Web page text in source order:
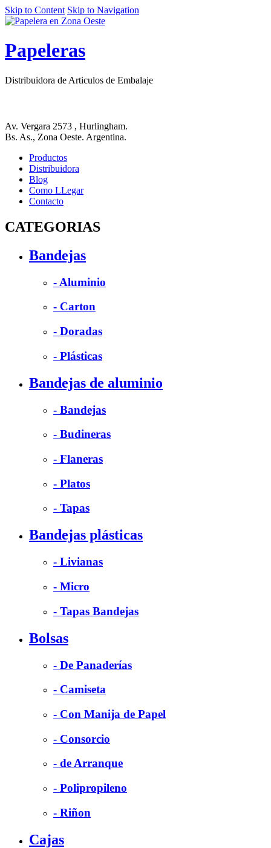
Skip to Content Skip to Navigation
Papeleras
Distribuidora de Articulos de Embalaje
Av. Vergara 2573 , Hurlingham.
Bs. As., Zona Oeste. Argentina.
Productos
Distribuidora
Blog
Como LLegar
Contacto
CATEGORIAS
Bandejas
- Aluminio
- Carton
- Doradas
- Plásticas
Bandejas de aluminio
- Bandejas
- Budineras
- Flaneras
- Platos
- Tapas
Bandejas plásticas
- Livianas
- Micro
- Tapas Bandejas
Bolsas
- De Panaderías
- Camiseta
- Con Manija de Papel
- Consorcio
- de Arranque
- Polipropileno
- Riñon
Cajas